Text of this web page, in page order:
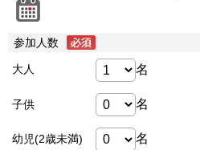
参加人数
大人 名
子供 名
幼児(2歳未満) 名